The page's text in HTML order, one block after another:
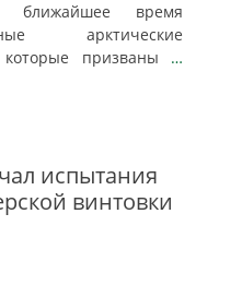
ближайшее время
арктические
призваны …
испытания
винтовки